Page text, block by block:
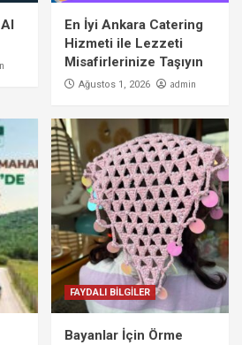
En İyi Ankara Catering
Hizmeti ile Lezzeti
Misafirlerinize Taşıyın
Ağustos 1, 2026 admin
FAYDALI BİLGİLER
Bayanlar İçin Örme